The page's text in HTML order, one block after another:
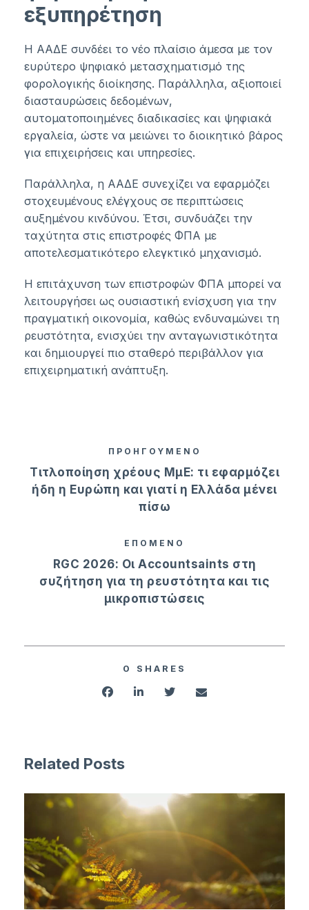
εξυπηρέτηση
Η ΑΑΔΕ συνδέει το νέο πλαίσιο άμεσα με τον
ευρύτερο ψηφιακό μετασχηματισμό της
φορολογικής διοίκησης. Παράλληλα, αξιοποιεί
διασταυρώσεις δεδομένων,
αυτοματοποιημένες διαδικασίες και ψηφιακά
εργαλεία, ώστε να μειώνει το διοικητικό βάρος
για επιχειρήσεις και υπηρεσίες.
Παράλληλα, η ΑΑΔΕ συνεχίζει να εφαρμόζει
στοχευμένους ελέγχους σε περιπτώσεις
αυξημένου κινδύνου. Έτσι, συνδυάζει την
ταχύτητα στις επιστροφές ΦΠΑ με
αποτελεσματικότερο ελεγκτικό μηχανισμό.
Η επιτάχυνση των επιστροφών ΦΠΑ μπορεί να
λειτουργήσει ως ουσιαστική ενίσχυση για την
πραγματική οικονομία, καθώς ενδυναμώνει τη
ρευστότητα, ενισχύει την ανταγωνιστικότητα
και δημιουργεί πιο σταθερό περιβάλλον για
επιχειρηματική ανάπτυξη.
ΠΡΟΗΓΟΥΜΕΝΟ
Τιτλοποίηση χρέους ΜμΕ: τι εφαρμόζει
ήδη η Ευρώπη και γιατί η Ελλάδα μένει
πίσω
ΕΠΟΜΕΝΟ
RGC 2026: Οι Accountsaints στη
συζήτηση για τη ρευστότητα και τις
μικροπιστώσεις
0 SHARES
Related Posts